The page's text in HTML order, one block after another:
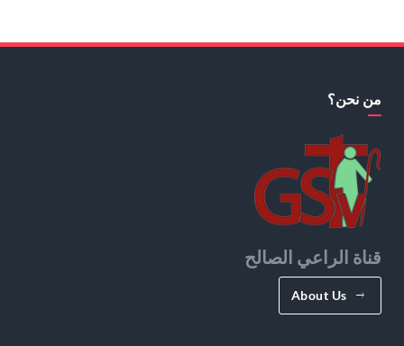
من نحن؟
قناة الراعي الصالح
About Us